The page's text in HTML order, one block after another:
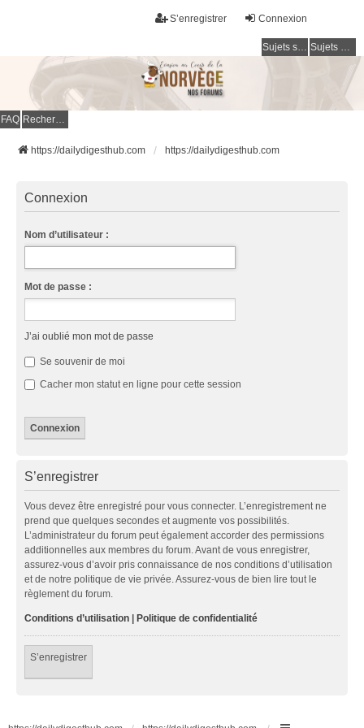
Connexion
S’enregistrer
Sujets sans réponse Sujets actifs
FAQ Rechercher
https://dailydigesthub.com https://dailydigesthub.com
Connexion
Nom d’utilisateur :
Mot de passe :
J’ai oublié mon mot de passe
Se souvenir de moi
Cacher mon statut en ligne pour cette session
S’enregistrer
Vous devez être enregistré pour vous connecter. L’enregistrement ne
prend que quelques secondes et augmente vos possibilités.
L’administrateur du forum peut également accorder des permissions
additionnelles aux membres du forum. Avant de vous enregistrer,
assurez-vous d’avoir pris connaissance de nos conditions d’utilisation
et de notre politique de vie privée. Assurez-vous de bien lire tout le
règlement du forum.
Conditions d’utilisation Politique de confidentialité
S’enregistrer